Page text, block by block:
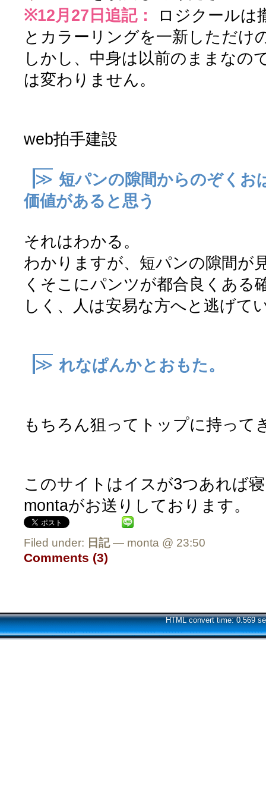
※12月27日追記：
ロジクールは
とカラーリングを一新しただけ
しかし、中身は以前のままなの
は変わりません。
web拍手建設
≫ 短パンの隙間からのぞくお
価値があると思う
それはわかる。
わかりますが、短パンの隙間が
くそこにパンツが都合良くある
しく、人は安易な方へと逃げて
≫ れなぱんかとおもた。
もちろん狙ってトップに持って
このサイトはイスが3つあれば
montaがお送りしております。
Filed under: 日記— monta @ 23:50
Comments (3)
HTML convert time: 0.569